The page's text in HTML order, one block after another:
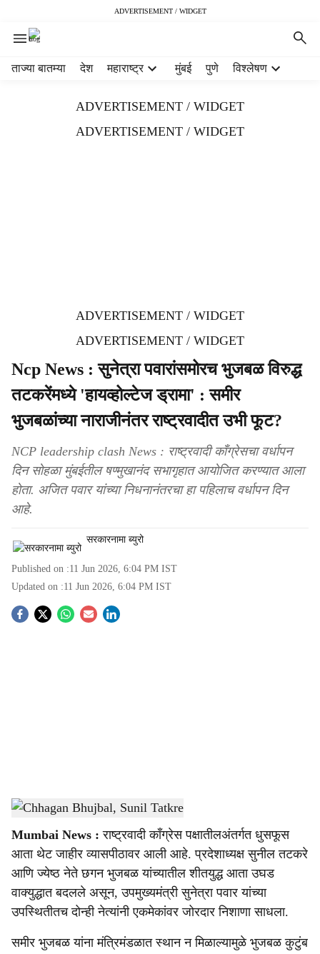
ADVERTISEMENT / WIDGET
ताज्या बातम्या देश महाराष्ट्र मुंबई पुणे विश्लेषण
ADVERTISEMENT / WIDGET
ADVERTISEMENT / WIDGET
ADVERTISEMENT / WIDGET
ADVERTISEMENT / WIDGET
Ncp News : सुनेत्रा पवारांसमोरच भुजबळ विरुद्ध
तटकरेंमध्ये 'हायव्होल्टेज ड्रामा' : समीर
भुजबळांच्या नाराजीनंतर राष्ट्रवादीत उभी फूट?
NCP leadership clash News : राष्ट्रवादी काँग्रेसचा वर्धापन
दिन सोहळा मुंबईतील षण्मुखानंद सभागृहात आयोजित करण्यात आला
होता. अजित पवार यांच्या निधनानंतरचा हा पहिलाच वर्धापन दिन
आहे.
सरकारनामा ब्युरो
Published on :11 Jun 2026, 6:04 PM IST
Updated on :11 Jun 2026, 6:04 PM IST
S
a
r
e
Chhagan Bhujbal, Sunil Tatkre -Sarkarnama
Mumbai News : राष्ट्रवादी काँग्रेस पक्षातीलअंतर्गत धुसफूस
आता थेट जाहीर व्यासपीठावर आली आहे. प्रदेशाध्यक्ष सुनील तटकरे
आणि ज्येष्ठ नेते छगन भुजबळ यांच्यातील शीतयुद्ध आता उघड
वाक्युद्धात बदलले असून, उपमुख्यमंत्री सुनेत्रा पवार यांच्या
उपस्थितीतच दोन्ही नेत्यांनी एकमेकांवर जोरदार निशाणा साधला.
समीर भुजबळ यांना मंत्रिमंडळात स्थान न मिळाल्यामुळे भुजबळ कुटुंब